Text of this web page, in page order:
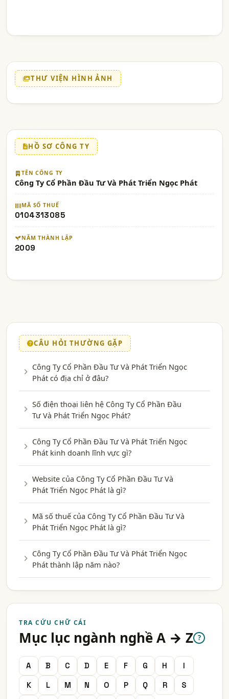
THƯ VIỆN HÌNH ẢNH
HỒ SƠ CÔNG TY
TÊN CÔNG TY
Công Ty Cổ Phần Đầu Tư Và Phát Triển Ngọc Phát
MÃ SỐ THUẾ
0104313085
NĂM THÀNH LẬP
2009
CÂU HỎI THƯỜNG GẶP
Công Ty Cổ Phần Đầu Tư Và Phát Triển Ngọc
Phát có địa chỉ ở đâu?
Số điện thoại liên hệ Công Ty Cổ Phần Đầu
Tư Và Phát Triển Ngọc Phát?
Công Ty Cổ Phần Đầu Tư Và Phát Triển Ngọc
Phát kinh doanh lĩnh vực gì?
Website của Công Ty Cổ Phần Đầu Tư Và
Phát Triển Ngọc Phát là gì?
Mã số thuế của Công Ty Cổ Phần Đầu Tư Và
Phát Triển Ngọc Phát là gì?
Công Ty Cổ Phần Đầu Tư Và Phát Triển Ngọc
Phát thành lập năm nào?
TRA CỨU CHỮ CÁI
Mục lục ngành nghề A → Z ?
A B C D E F G H
I
K
L M N O P Q R
S